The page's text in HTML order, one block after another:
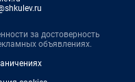
за достоверность
объявлениях.